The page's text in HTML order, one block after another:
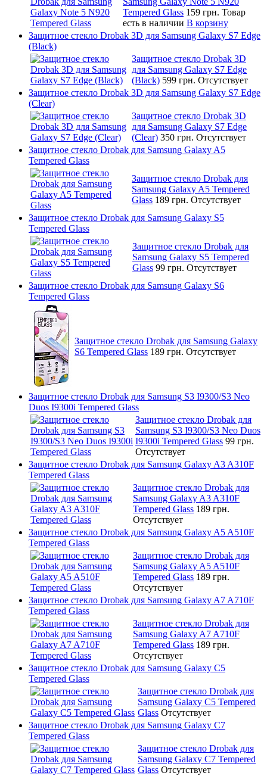
Tempered Glass 159 грн. Товар
есть в наличии В корзину
Защитное стекло Drobak 3D для Samsung Galaxy S7 Edge
(Black)
Защитное стекло Drobak 3D
для Samsung Galaxy S7 Edge
(Black) 599 грн. Отсутствует
Защитное стекло Drobak 3D для Samsung Galaxy S7 Edge
(Clear)
Защитное стекло Drobak 3D
для Samsung Galaxy S7 Edge
(Clear) 350 грн. Отсутствует
Защитное стекло Drobak для Samsung Galaxy A5
Tempered Glass
Защитное стекло Drobak для
Samsung Galaxy A5 Tempered
Glass 189 грн. Отсутствует
Защитное стекло Drobak для Samsung Galaxy S5
Tempered Glass
Защитное стекло Drobak для
Samsung Galaxy S5 Tempered
Glass 99 грн. Отсутствует
Защитное стекло Drobak для Samsung Galaxy S6
Tempered Glass
Защитное стекло Drobak для Samsung Galaxy
S6 Tempered Glass 189 грн. Отсутствует
Защитное стекло Drobak для Samsung S3 I9300/S3 Neo
Duos I9300i Tempered Glass
Защитное стекло Drobak для
Samsung S3 I9300/S3 Neo Duos
I9300i Tempered Glass 99 грн.
Отсутствует
Защитное стекло Drobak для Samsung Galaxy A3 A310F
Tempered Glass
Защитное стекло Drobak для
Samsung Galaxy A3 A310F
Tempered Glass 189 грн.
Отсутствует
Защитное стекло Drobak для Samsung Galaxy A5 A510F
Tempered Glass
Защитное стекло Drobak для
Samsung Galaxy A5 A510F
Tempered Glass 189 грн.
Отсутствует
Защитное стекло Drobak для Samsung Galaxy A7 A710F
Tempered Glass
Защитное стекло Drobak для
Samsung Galaxy A7 A710F
Tempered Glass 189 грн.
Отсутствует
Защитное стекло Drobak для Samsung Galaxy C5
Tempered Glass
Защитное стекло Drobak для
Samsung Galaxy C5 Tempered
Glass Отсутствует
Защитное стекло Drobak для Samsung Galaxy C7
Tempered Glass
Защитное стекло Drobak для
Samsung Galaxy C7 Tempered
Glass Отсутствует